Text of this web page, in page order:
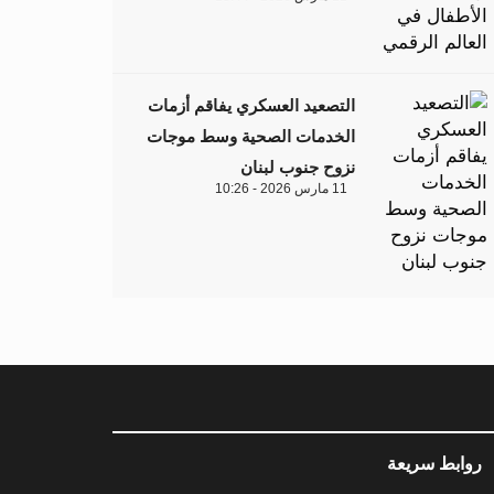
التصعيد العسكري يفاقم أزمات
الخدمات الصحية وسط موجات
نزوح جنوب لبنان
11 مارس 2026 - 10:26
روابط سريعة